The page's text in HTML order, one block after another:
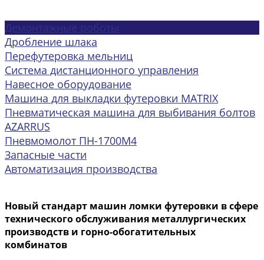
Демонтажные роботы
Дробление шлака
Перефутеровка мельниц
Система дистанционного управления
Навесное оборудование
Машина для выкладки футеровки MATRIX
Пневматическая машина для выбивания болтов
AZARRUS
Пневмомолот ПН-1700М4
Запасные части
Автоматизация производства
Новый стандарт машин ломки футеровки в сфере
технического обслуживания металлургических
производств и горно-обогатительных
комбинатов